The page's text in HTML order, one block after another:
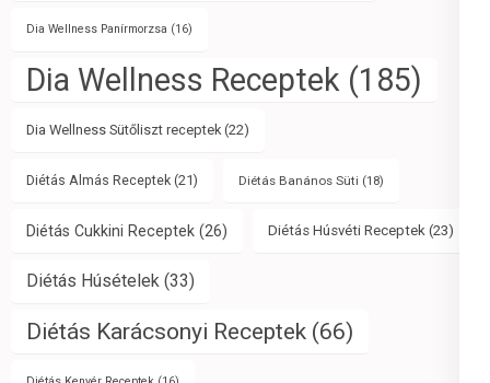
Dia Wellness Panírmorzsa (16)
Dia Wellness Receptek (185)
Dia Wellness Sütőliszt receptek (22)
Diétás Almás Receptek (21) Diétás Banános Süti (18)
Diétás Cukkini Receptek (26) Diétás Húsvéti Receptek (23)
Diétás Húsételek (33)
Diétás Karácsonyi Receptek (66)